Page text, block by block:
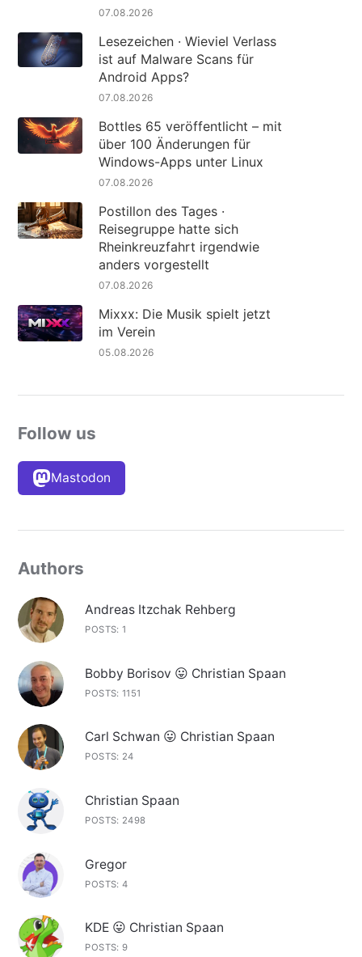
07.08.2026
Lesezeichen · Wieviel Verlass
ist auf Malware Scans für
Android Apps?
07.08.2026
Bottles 65 veröffentlicht – mit
über 100 Änderungen für
Windows-Apps unter Linux
07.08.2026
Postillon des Tages ·
Reisegruppe hatte sich
Rheinkreuzfahrt irgendwie
anders vorgestellt
07.08.2026
Mixxx: Die Musik spielt jetzt
im Verein
05.08.2026
Follow us
Mastodon
Authors
Andreas Itzchak Rehberg
POSTS: 1
Bobby Borisov 😛 Christian Spaan
POSTS: 1151
Carl Schwan 😛 Christian Spaan
POSTS: 24
Christian Spaan
POSTS: 2498
Gregor
POSTS: 4
KDE 😛 Christian Spaan
POSTS: 9